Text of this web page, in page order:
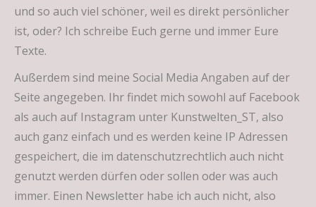
und so auch viel schöner, weil es direkt persönlicher
ist, oder? Ich schreibe Euch gerne und immer Eure
Texte.
Außerdem sind meine Social Media Angaben auf der
Seite angegeben. Ihr findet mich sowohl auf Facebook
als auch auf Instagram unter Kunstwelten_ST, also
auch ganz einfach und es werden keine IP Adressen
gespeichert, die im datenschutzrechtlich auch nicht
genutzt werden dürfen oder sollen oder was auch
immer. Einen Newsletter habe ich auch nicht, also